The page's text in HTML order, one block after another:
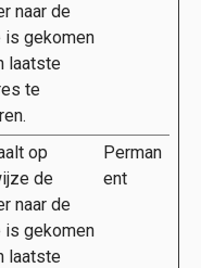
naar de
gekomen
laatste
te
op
de
naar de
gekomen
laatste
Perman
ent